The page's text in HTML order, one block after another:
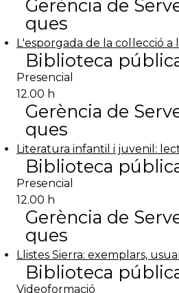
Gerència de
ques
L'esporgada de la col·lecció
Biblioteca
Presencial
12.00 h
Gerència de
ques
Literatura infantil i juvenil:
Biblioteca
Presencial
12.00 h
Gerència de
ques
Llistes Sierra: exemplars,
Biblioteca
Videoformació